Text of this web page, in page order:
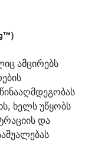
ამცირებს
ხელს უწყობს
და